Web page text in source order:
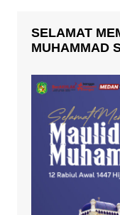
SELAMAT
MUHAMMAD